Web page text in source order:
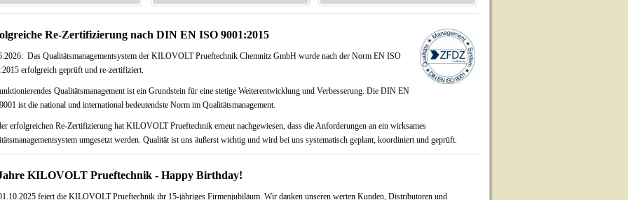
Re-Zertifizierung nach DIN EN ISO 9001:2015
Das Qualitätsmanagementsystem der KILOVOLT Prueftechnik Chemnitz GmbH wurde nach der Norm EN ISO
erfolgreich geprüft und re-zertifiziert.
Qualitätsmanagement ist ein Grundstein für eine stetige Weiterentwicklung und Verbesserung. Die DIN EN
ist die national und international bedeutendste Norm im Qualitätsmanagement.
erfolgreichen Re-Zertifizierung hat KILOVOLT Prueftechnik erneut nachgewiesen, dass die Anforderungen an ein wirksames
umgesetzt werden. Qualität ist uns äußerst wichtig und wird bei uns systematisch geplant, koordiniert und geprüft.
KILOVOLT Prueftechnik - Happy Birthday!
feiert die KILOVOLT Prueftechnik ihr 15-jähriges Firmenjubiläum. Wir danken unseren werten Kunden, Distributoren und